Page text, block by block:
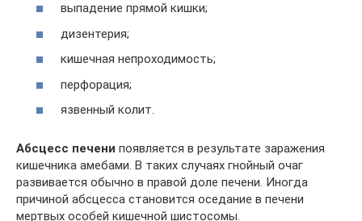
выпадение прямой кишки;
дизентерия;
кишечная непроходимость;
перфорация;
язвенный колит.
Абсцесс печени появляется в результате заражения
кишечника амебами. В таких случаях гнойный очаг
развивается обычно в правой доле печени. Иногда
причиной абсцесса становится оседание в печени
мертвых особей кишечной шистосомы.